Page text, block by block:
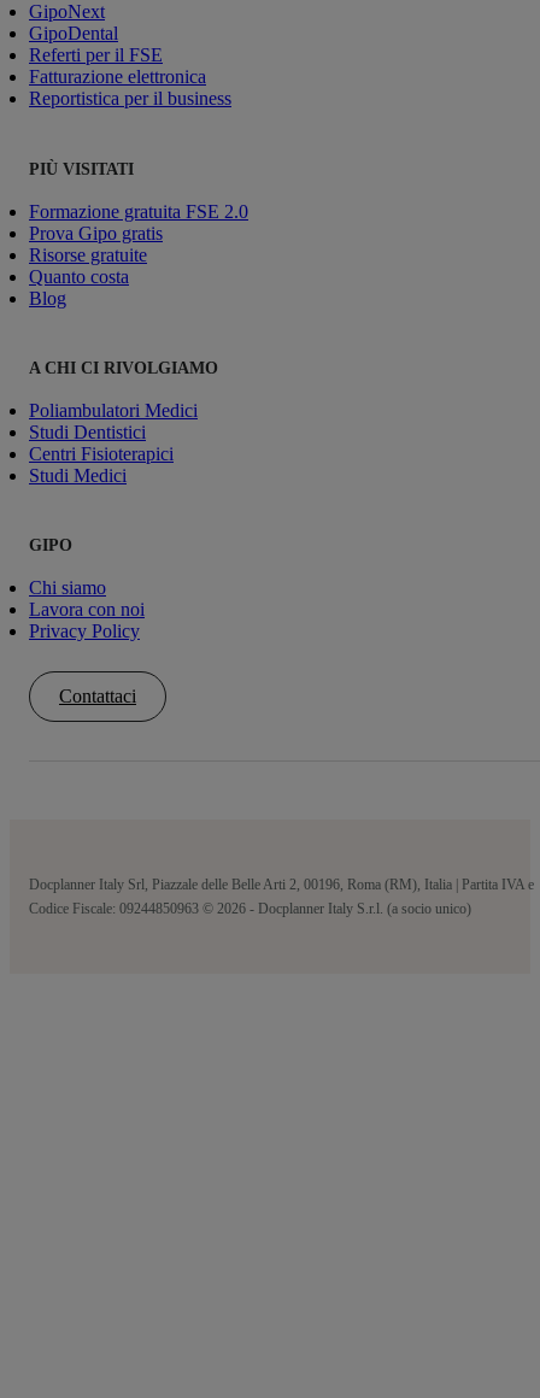
GipoNext
GipoDental
Referti per il FSE
Fatturazione elettronica
Reportistica per il business
PIÙ VISITATI
Formazione gratuita FSE 2.0
Prova Gipo gratis
Risorse gratuite
Quanto costa
Blog
A CHI CI RIVOLGIAMO
Poliambulatori Medici
Studi Dentistici
Centri Fisioterapici
Studi Medici
GIPO
Chi siamo
Lavora con noi
Privacy Policy
Contattaci
Docplanner Italy Srl, Piazzale delle Belle Arti 2, 00196, Roma (RM), Italia | Partita IVA e
Codice Fiscale: 09244850963 © 2026 - Docplanner Italy S.r.l. (a socio unico)